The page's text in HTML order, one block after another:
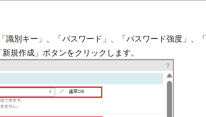
識別キー」、「パスワード」、「パスワード強度」、「
規作成」ボタンをクリックします。